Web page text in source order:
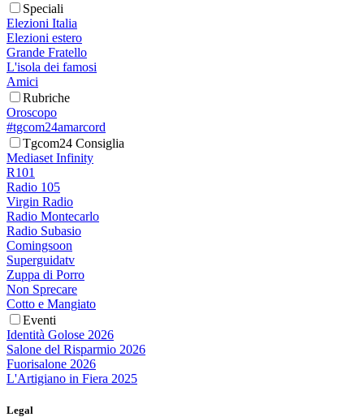
Speciali
Elezioni Italia
Elezioni estero
Grande Fratello
L'isola dei famosi
Amici
Rubriche
Oroscopo
#tgcom24amarcord
Tgcom24 Consiglia
Mediaset Infinity
R101
Radio 105
Virgin Radio
Radio Montecarlo
Radio Subasio
Comingsoon
Superguidatv
Zuppa di Porro
Non Sprecare
Cotto e Mangiato
Eventi
Identità Golose 2026
Salone del Risparmio 2026
Fuorisalone 2026
L'Artigiano in Fiera 2025
Legal